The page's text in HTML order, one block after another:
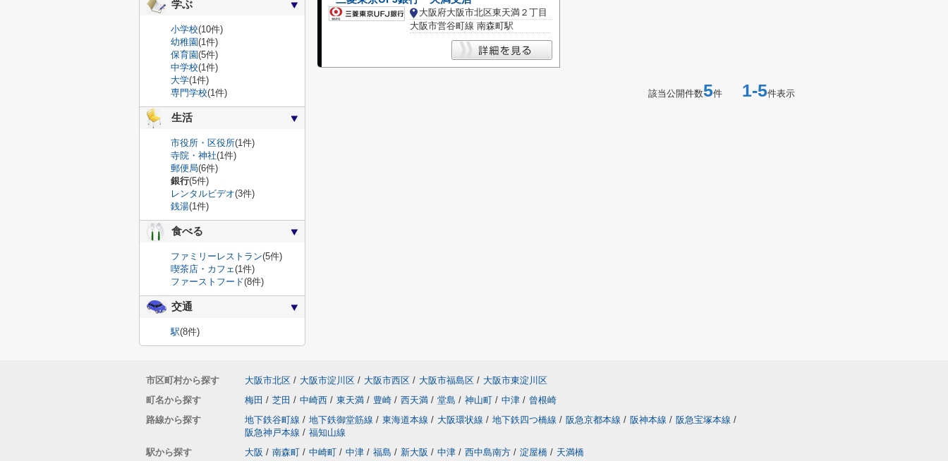
大阪府大阪市北区東天満２丁目
大阪市営谷町線 南森町駅
該当公開件数5件 1-5件表示
学ぶ
小学校(10件)
幼稚園(1件)
保育園(5件)
中学校(1件)
大学(1件)
専門学校(1件)
生活
市役所・区役所(1件)
寺院・神社(1件)
郵便局(6件)
銀行(5件)
レンタルビデオ(3件)
銭湯(1件)
食べる
ファミリーレストラン(5件)
喫茶店・カフェ(1件)
ファーストフード(8件)
交通
駅(8件)
市区町村から探す 大阪市北区 / 大阪市淀川区 / 大阪市西区 / 大阪市福島区 / 大阪市東淀川区
町名から探す
梅田 / 芝田 / 中崎西 / 東天満 / 豊崎 / 西天満 / 堂島 / 神山町 / 中津 / 曾根崎
路線から探す
地下鉄谷町線 / 地下鉄御堂筋線 / 東海道本線 / 大阪環状線 / 地下鉄四つ橋線 / 阪急京都本線 / 阪神本線 / 阪急宝塚本線 /
阪急神戸本線 / 福知山線
駅から探す
大阪 / 南森町 / 中崎町 / 中津 / 福島 / 新大阪 / 中津 / 西中島南方 / 淀屋橋 / 天満橋